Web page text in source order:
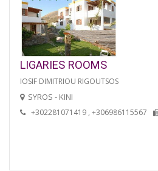
LIGARIES ROOMS
IOSIF DIMITRIOU RIGOUTSOS
SYROS - KINI
+302281071419 , +306986115567